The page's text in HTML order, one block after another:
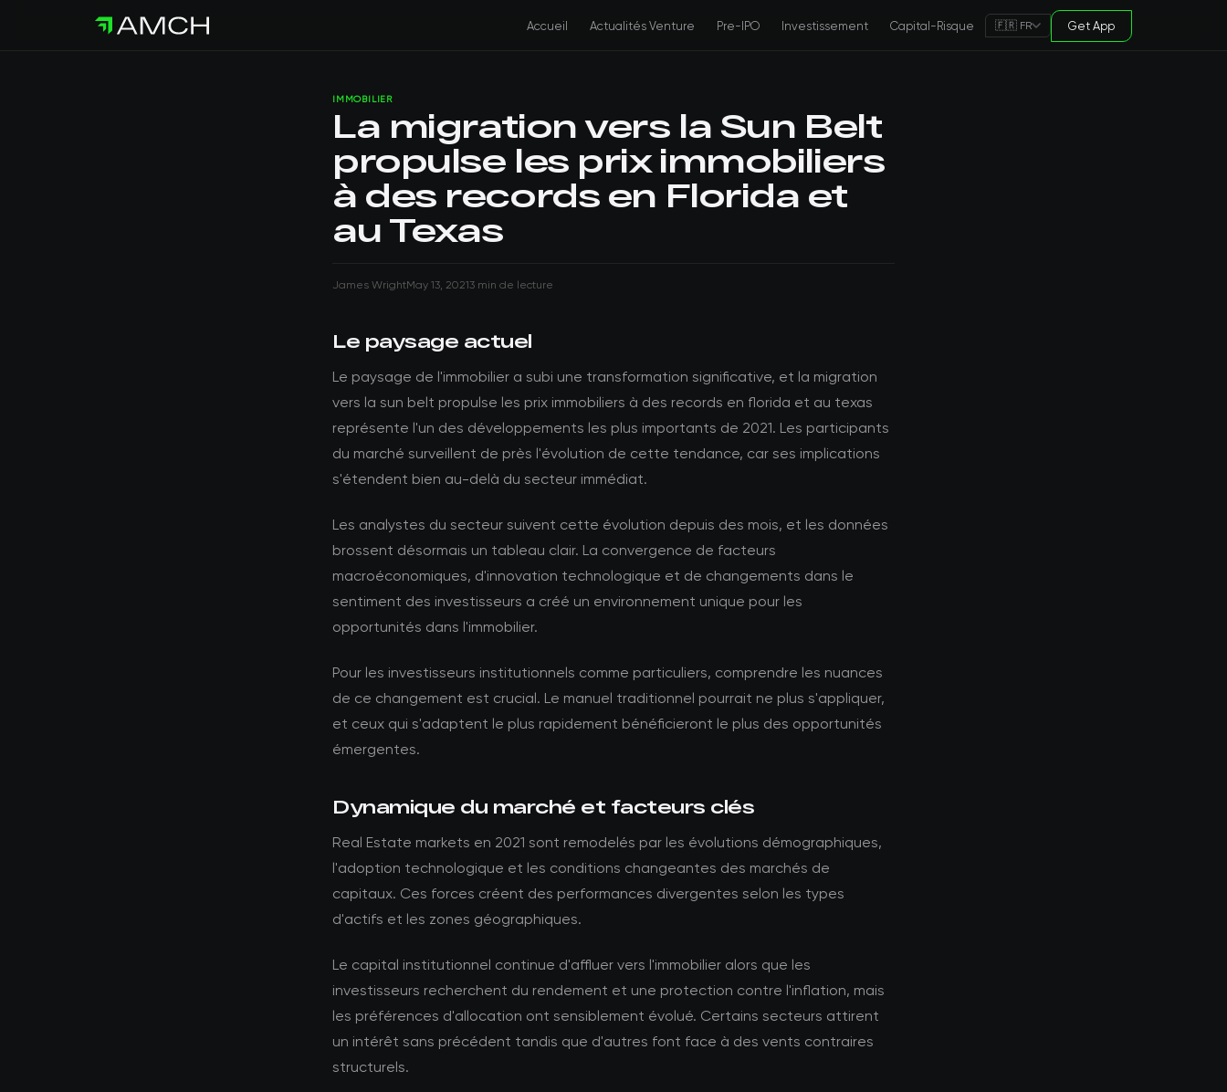
Accueil Actualités Venture Pre-IPO Investissement Capital-Risque 🇫🇷 FR Get App
IMMOBILIER
La migration vers la Sun Belt
propulse les prix immobiliers
à des records en Florida et
au Texas
James WrightMay 13, 20213 min de lecture
Le paysage actuel
Le paysage de l'immobilier a subi une transformation significative, et la migration
vers la sun belt propulse les prix immobiliers à des records en florida et au texas
représente l'un des développements les plus importants de 2021. Les participants
du marché surveillent de près l'évolution de cette tendance, car ses implications
s'étendent bien au-delà du secteur immédiat.
Les analystes du secteur suivent cette évolution depuis des mois, et les données
brossent désormais un tableau clair. La convergence de facteurs
macroéconomiques, d'innovation technologique et de changements dans le
sentiment des investisseurs a créé un environnement unique pour les
opportunités dans l'immobilier.
Pour les investisseurs institutionnels comme particuliers, comprendre les nuances
de ce changement est crucial. Le manuel traditionnel pourrait ne plus s'appliquer,
et ceux qui s'adaptent le plus rapidement bénéficieront le plus des opportunités
émergentes.
Dynamique du marché et facteurs clés
Real Estate markets en 2021 sont remodelés par les évolutions démographiques,
l'adoption technologique et les conditions changeantes des marchés de
capitaux. Ces forces créent des performances divergentes selon les types
d'actifs et les zones géographiques.
Le capital institutionnel continue d'affluer vers l'immobilier alors que les
investisseurs recherchent du rendement et une protection contre l'inflation, mais
les préférences d'allocation ont sensiblement évolué. Certains secteurs attirent
un intérêt sans précédent tandis que d'autres font face à des vents contraires
structurels.